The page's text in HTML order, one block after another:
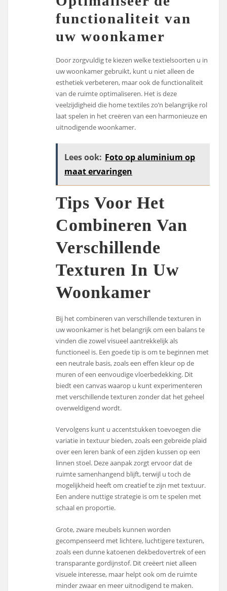
functionaliteit van
uw woonkamer
Door zorgvuldig te kiezen welke textielsoorten u in
uw woonkamer gebruikt, kunt u niet alleen de
esthetiek verbeteren, maar ook de functionaliteit
van de ruimte optimaliseren. Het is deze
veelzijdigheid die home textiles zo’n belangrijke rol
laat spelen in het creëren van een harmonieuze en
uitnodigende woonkamer.
Lees ook: Foto op aluminium op
maat ervaringen
Tips Voor Het
Combineren Van
Verschillende
Texturen In Uw
Woonkamer
Bij het combineren van verschillende texturen in
uw woonkamer is het belangrijk om een balans te
vinden die zowel visueel aantrekkelijk als
functioneel is. Een goede tip is om te beginnen met
een neutrale basis, zoals een effen kleur op de
muren of een eenvoudige vloerbedekking. Dit
biedt een canvas waarop u kunt experimenteren
met verschillende texturen zonder dat het geheel
overweldigend wordt.
Vervolgens kunt u accentstukken toevoegen die
variatie in textuur bieden, zoals een gebreide plaid
over een leren bank of een zijden kussen op een
linnen stoel. Deze aanpak zorgt ervoor dat de
ruimte samenhangend blijft, terwijl u toch de
mogelijkheid heeft om creatief te zijn met textuur.
Een andere nuttige strategie is om te spelen met
schaal en proportie.
Grote, zware meubels kunnen worden
gecompenseerd met lichtere, luchtigere texturen,
zoals een dunne katoenen dekbedovertrek of een
transparante gordijnstof. Dit creëert niet alleen
visuele interesse, maar helpt ook om de ruimte
minder zwaar en meer uitnodigend te maken.